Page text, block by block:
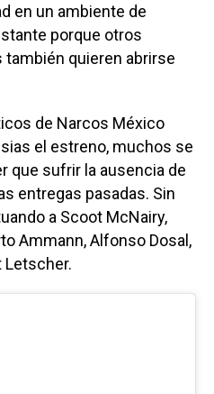
en un ambiente de
porque otros
quieren abrirse
de Narcos México
el estreno, muchos se
que sufrir la ausencia de
entregas pasadas. Sin
a Scoot McNairy,
Ammann, Alfonso Dosal,
Letscher.